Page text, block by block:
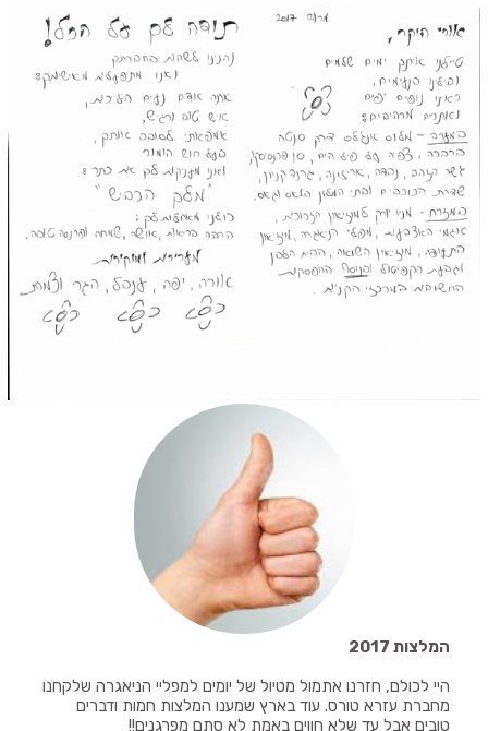
המלצות 2017
היי לכולם, חזרנו אתמול מטיול של יומים למפליי הניאגרה שלקחנו
מחברת עזרא טורס. עוד בארץ שמענו המלצות חמות ודברים
טובים אבל עד שלא חווים באמת לא סתם מפרגנים!!